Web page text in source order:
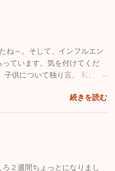
小さい時から父に連れられ
ロットになりたくて、航空大
受験を考えていました。残念
視力は0.8、その頃はほとん
ットの道は断腸の思いで諦め
ロットは憧れ中の憧れ。先
バイザーカバーをプレゼン
栖湖に赴きました。紅葉の
持っていて「さあ始めよう」
ら自分が大ポカ。専用の空気
いました。自分のカヤック
てしまい、長先生のカヤック
くにバッチリ見えます。気
けて青く、周辺はピークを
間の自分の軌跡は一瞬で吹っ
をなくした気分で落ち込み
の方も、何とか復活できない
も何も良いことがないのでス
機一転、素晴らしいブログ
報を挙げることはできませ
ってください。 12/4の夜に
インフルエンザが嘘のように
だまだ罹患されている方はい
っています。その代わり嘔
末年始は毎年インフルエンザ
は意外と落ち着いた穏やか
ね～。そして、インフルエン
っています。気を付けてくだ
子供について独り言。 私には
たらしくもなってきました
わいい子供たちです。 休日は
く知ったこっちゃありませ
続きを読む
２週間ちょっとになりまし